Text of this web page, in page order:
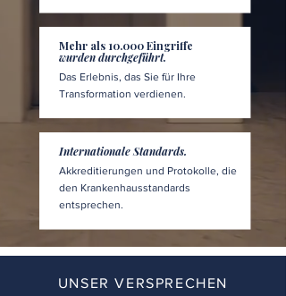
Mehr als 10.000 Eingriffe
wurden durchgeführt.
Das Erlebnis, das Sie für Ihre
Transformation verdienen.
Internationale Standards.
Akkreditierungen und Protokolle, die
den Krankenhausstandards
entsprechen.
UNSER VERSPRECHEN